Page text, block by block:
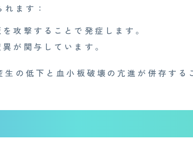
ます：
攻撃することで発症します。
が関与しています。
の低下と血小板破壊の亢進が併存する